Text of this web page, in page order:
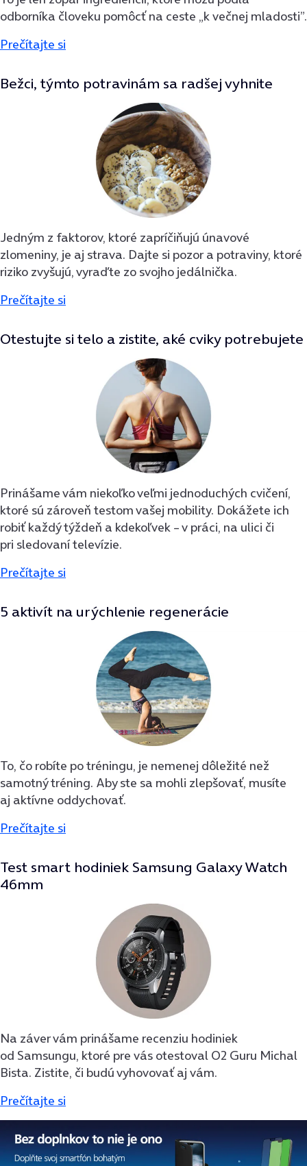
odborníka človeku pomôcť na ceste „k večnej mladosti”.
Prečítajte si
Bežci, týmto potravinám sa radšej vyhnite
Jedným z faktorov, ktoré zapríčiňujú únavové
zlomeniny, je aj strava. Dajte si pozor a potraviny, ktoré
riziko zvyšujú, vyraďte zo svojho jedálnička.
Prečítajte si
Otestujte si telo a zistite, aké cviky potrebujete
Prinášame vám niekoľko veľmi jednoduchých cvičení,
ktoré sú zároveň testom vašej mobility. Dokážete ich
robiť každý týždeň a kdekoľvek – v práci, na ulici či
pri sledovaní televízie.
Prečítajte si
5 aktivít na urýchlenie regenerácie
To, čo robíte po tréningu, je nemenej dôležité než
samotný tréning. Aby ste sa mohli zlepšovať, musíte
aj aktívne oddychovať.
Prečítajte si
Test smart hodiniek Samsung Galaxy Watch
46mm
Na záver vám prinášame recenziu hodiniek
od Samsungu, ktoré pre vás otestoval O2 Guru Michal
Bista. Zistite, či budú vyhovovať aj vám.
Prečítajte si